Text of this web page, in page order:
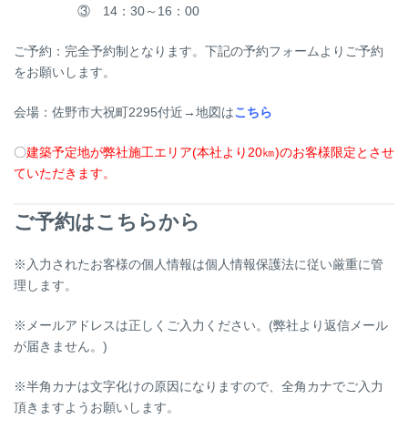
③ 14：30～16：00
ご予約：完全予約制となります。下記の予約フォームよりご予約
をお願いします。
会場：佐野市大祝町2295付近→地図はこちら
〇建築予定地が弊社施工エリア(本社より20㎞)のお客様限定とさせ
ていただきます。
ご予約はこちらから
※入力されたお客様の個人情報は個人情報保護法に従い厳重に管
理します。
※メールアドレスは正しくご入力ください。(弊社より返信メール
が届きません。)
※半角カナは文字化けの原因になりますので、全角カナでご入力
頂きますようお願いします。